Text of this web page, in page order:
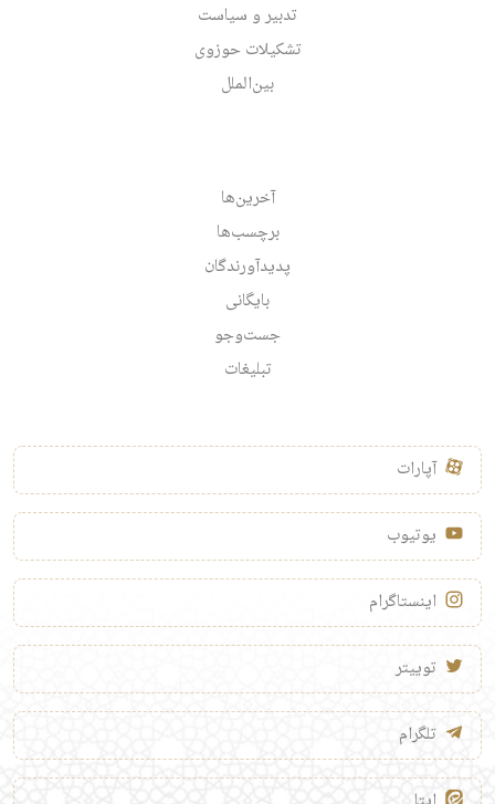
تدبیر و سیاست
تشکیلات حوزوی
بین‌الملل
آخرین‌ها
برچسب‌ها
پدیدآورندگان
بایگانی
جست‌وجو
تبلیغات
آپارات
یوتیوب
اینستاگرام
توییتر
تلگرام